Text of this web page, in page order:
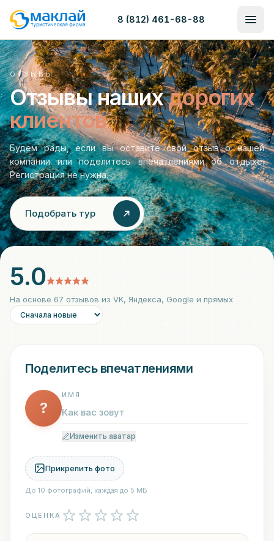
8 (812) 461-68-88
ОТЗЫВЫ
Отзывы нашихдорогих
клиентов
Будем рады, если вы оставите свой отзыв о нашей
компании или поделитесь впечатлениями об отдыхе.
Регистрация не нужна.
Подобрать тур
5.0
На основе 67 отзывов из VK, Яндекса, Google и прямых
Поделитесь впечатлениями
?
ИМЯ
Изменить аватар
Прикрепить фото
До 10 фотографий, каждая до 5 МБ
ОЦЕНКА